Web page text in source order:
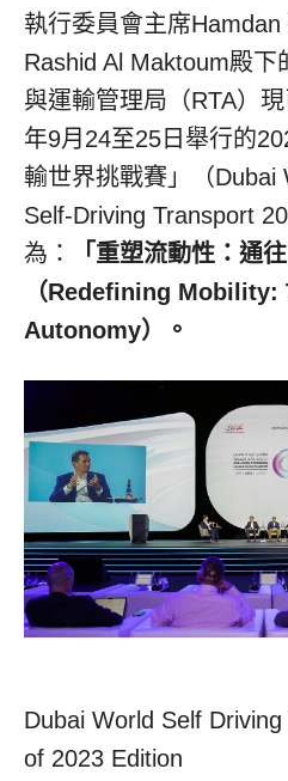
執行委員會主席
Rashid Al Maktoum殿下
與運輸管理局（RTA）
年9月24至25日舉行的
輸世界挑戰賽」（Dubai
Self-Driving Transport
為：
「重塑流動性：通
（Redefining Mobility:
Autonomy）。
Dubai World Self
of 2023 Edition